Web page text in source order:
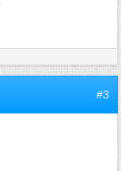
#3